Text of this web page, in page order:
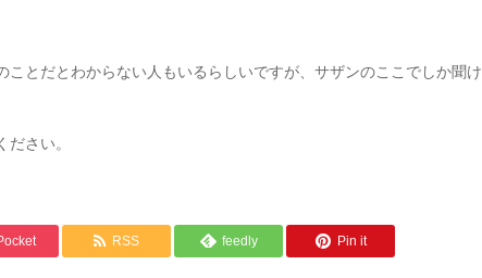
とだとわからない人もいるらしいですが、サザンのここでしか聞け
さい。
RSS feedly Pin it